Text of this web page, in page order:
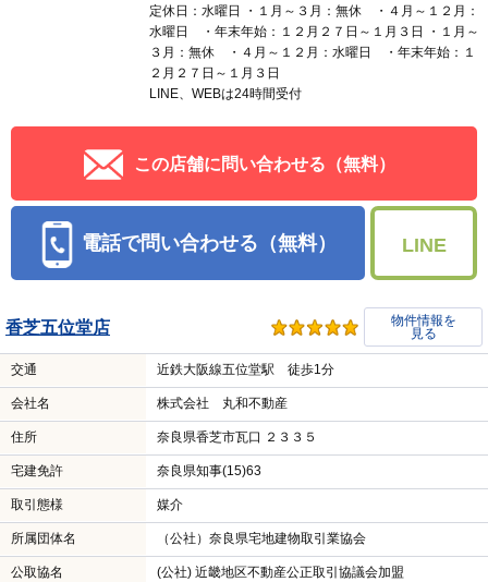
定休日：水曜日 ・１月～３月：無休 ・４月～１２月：
水曜日 ・年末年始：１２月２７日～１月３日 ・１月～
３月：無休 ・４月～１２月：水曜日 ・年末年始：１
２月２７日～１月３日
LINE、WEBは24時間受付
この店舗に問い合わせる（無料）
電話で問い合わせる（無料） LINE
香芝五位堂店
物件情報を
見る
交通 近鉄大阪線五位堂駅 徒歩1分
会社名 株式会社 丸和不動産
住所 奈良県香芝市瓦口 ２３３５
宅建免許 奈良県知事(15)63
取引態様 媒介
所属団体名 （公社）奈良県宅地建物取引業協会
公取協名 (公社) 近畿地区不動産公正取引協議会加盟